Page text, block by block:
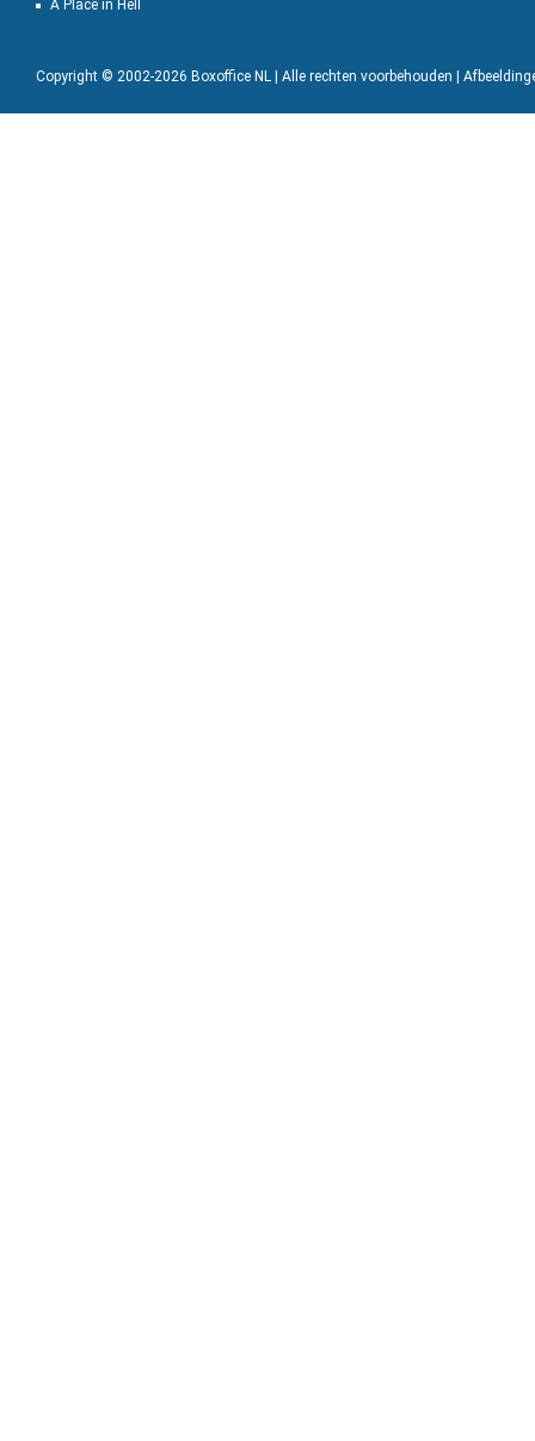
A Place in Hell
Copyright © 2002-2026 Boxoffice NL | Alle rechten voorbehouden |